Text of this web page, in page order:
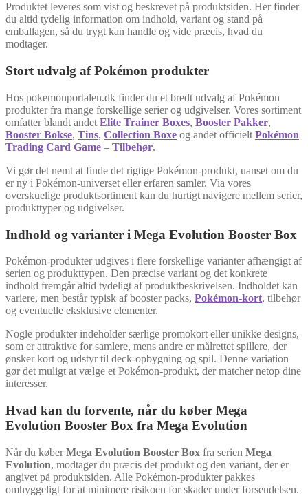
Produktet leveres som vist og beskrevet på produktsiden. Her finder
du altid tydelig information om indhold, variant og stand på
emballagen, så du trygt kan handle og vide præcis, hvad du
modtager.
Stort udvalg af Pokémon produkter
Hos pokemonportalen.dk finder du et bredt udvalg af Pokémon
produkter fra mange forskellige serier og udgivelser. Vores sortiment
omfatter blandt andet Elite Trainer Boxes, Booster Pakker,
Booster Bokse, Tins, Collection Boxe og andet officielt Pokémon
Trading Card Game – Tilbehør.
Vi gør det nemt at finde det rigtige Pokémon-produkt, uanset om du
er ny i Pokémon-universet eller erfaren samler. Via vores
overskuelige produktsortiment kan du hurtigt navigere mellem serier,
produkttyper og udgivelser.
Indhold og varianter i Mega Evolution Booster Box
Pokémon-produkter udgives i flere forskellige varianter afhængigt af
serien og produkttypen. Den præcise variant og det konkrete
indhold fremgår altid tydeligt af produktbeskrivelsen. Indholdet kan
variere, men består typisk af booster packs, Pokémon-kort, tilbehør
og eventuelle eksklusive elementer.
Nogle produkter indeholder særlige promokort eller unikke designs,
som er attraktive for samlere, mens andre er målrettet spillere, der
ønsker kort og udstyr til deck-opbygning og spil. Denne variation
gør det muligt at vælge et Pokémon-produkt, der matcher netop dine
interesser.
Hvad kan du forvente, når du køber Mega
Evolution Booster Box fra Mega Evolution
Når du køberMega Evolution Booster Box fra serien Mega
Evolution, modtager du præcis det produkt og den variant, der er
angivet på produktsiden. Alle Pokémon-produkter pakkes
omhyggeligt for at minimere risikoen for skader under forsendelsen.